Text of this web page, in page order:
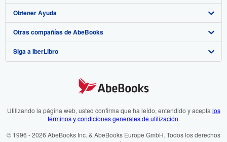
Mi cuenta
Mis pedidos
Ver carrito
Únase a nuestro programa de afiliados
Recomiende un vendedor
Sobre IberLibro
Medios
Empleo
Preferencias de cookies
Aviso de cookies
Obtener Ayuda
Preguntas frecuentes y guías
Atención al Cliente
Otras compañías de AbeBooks
AbeBooks.com
AbeBooks.fr
Siga a IberLibro
Utilizando la página web, usted confirma que ha leído, entendido y acepta los
términos y condiciones generales de utilización.
© 1996 - 2026 AbeBooks Inc. & AbeBooks Europe GmbH. Todos los derechos